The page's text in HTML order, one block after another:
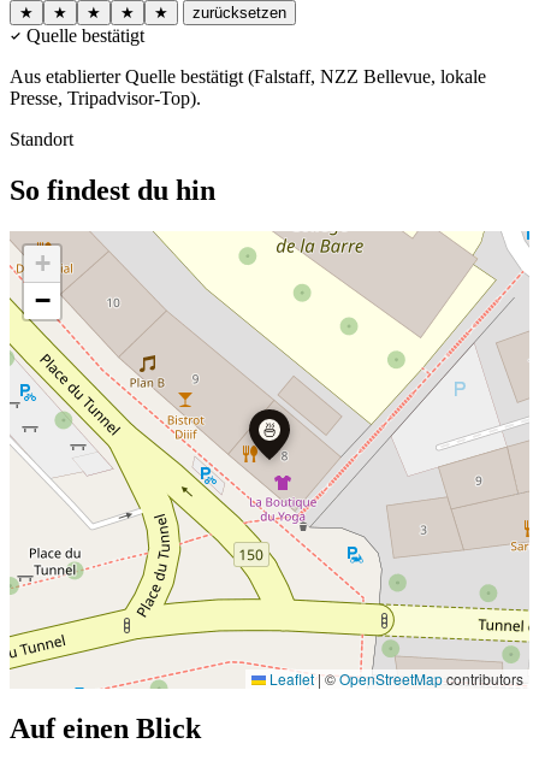
★ ★ ★ ★ ★ zurücksetzen
Quelle bestätigt
Aus etablierter Quelle bestätigt (Falstaff, NZZ Bellevue, lokale
Presse, Tripadvisor-Top).
Standort
So findest du hin
🍜
+
−
Leaflet |©OpenStreetMapcontributors
Auf einen Blick